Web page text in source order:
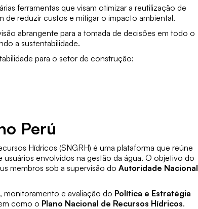
ferramentas que visam otimizar a reutilização de
de reduzir custos e mitigar o impacto ambiental.
abrangente para a tomada de decisões em todo o
a sustentabilidade.
para o setor de construção:
Perú
Hídricos (SNGRH) é uma plataforma que reúne
usuários envolvidos na gestão da água. O objetivo do
membros sob a supervisão do Autoridade Nacional
monitoramento e avaliação do Política e Estratégia
como o Plano Nacional de Recursos Hídricos.